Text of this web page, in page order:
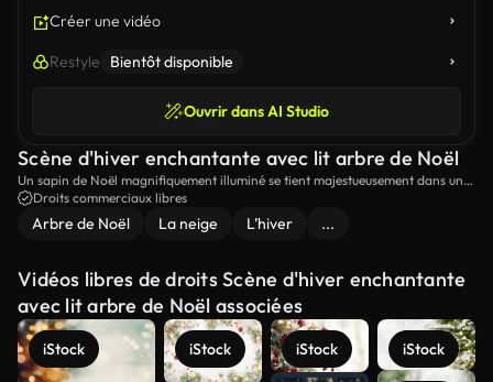
Créer une vidéo
Restyle Bientôt disponible
Ouvrir dans AI Studio
Scène d'hiver enchantante avec lit arbre de Noël
Un sapin de Noël magnifiquement illuminé se tient majestueusement dans un
paysage neigeux au crépuscule, jettant une lueur magique et créant une
atmosphère hivernale sereine.
Droits commerciaux libres
Arbre de Noël La neige L’hiver ...
Vidéos libres de droits Scène d'hiver enchantante
avec lit arbre de Noël associées
iStock iStock iStock iStock